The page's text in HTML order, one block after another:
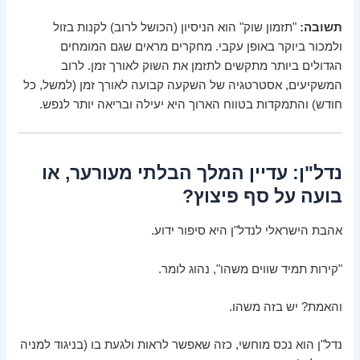
תשובה: "תזמון שוק" הוא הניסיון (הכושל לרוב) לקנות בזול
ולמכור ביוקר באופן עקבי. מחקרים מראים שגם המומחים
הגדולים ביותר מתקשים לתזמן את השוק לאורך זמן. לרוב
המשקיעים, אסטרטגיה של השקעה קבועה לאורך זמן (למשל, כל
חודש) והתמקדות בטווח הארוך היא יעילה ובריאה יותר לנפש.
נדל"ן: עדיין המלך הבלתי מעורער, או
בועה על סף פיצוץ?
אהבת הישראלי לנדל"ן היא סיפור ידוע.
"קירות תמיד שווים משהו", נהוג לומר.
והאמת? יש בזה משהו.
נדל"ן הוא נכס מוחשי, כזה שאפשר לראות ולגעת בו (בניגוד למניה